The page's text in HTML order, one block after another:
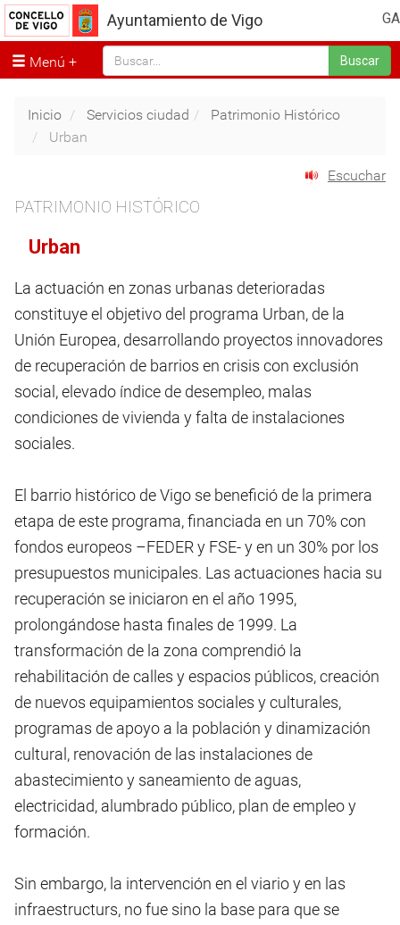
GA
Ayuntamiento de Vigo
Menú Buscar
Inicio Servicios ciudad
Patrimonio Histórico
Urban
Escuchar
PATRIMONIO HISTÓRICO
Urban
La actuación en zonas urbanas deterioradas
constituye el objetivo del programa Urban, de la
Unión Europea, desarrollando proyectos innovadores
de recuperación de barrios en crisis con exclusión
social, elevado índice de desempleo, malas
condiciones de vivienda y falta de instalaciones
sociales.
El barrio histórico de Vigo se benefició de la primera
etapa de este programa, financiada en un 70% con
fondos europeos –FEDER y FSE- y en un 30% por los
presupuestos municipales. Las actuaciones hacia su
recuperación se iniciaron en el año 1995,
prolongándose hasta finales de 1999. La
transformación de la zona comprendió la
rehabilitación de calles y espacios públicos, creación
de nuevos equipamientos sociales y culturales,
programas de apoyo a la población y dinamización
cultural, renovación de las instalaciones de
abastecimiento y saneamiento de aguas,
electricidad, alumbrado público, plan de empleo y
formación.
Sin embargo, la intervención en el viario y en las
infraestructurs, no fue sino la base para que se